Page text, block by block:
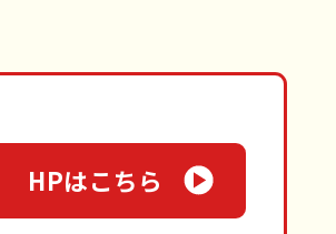
HPはこちら